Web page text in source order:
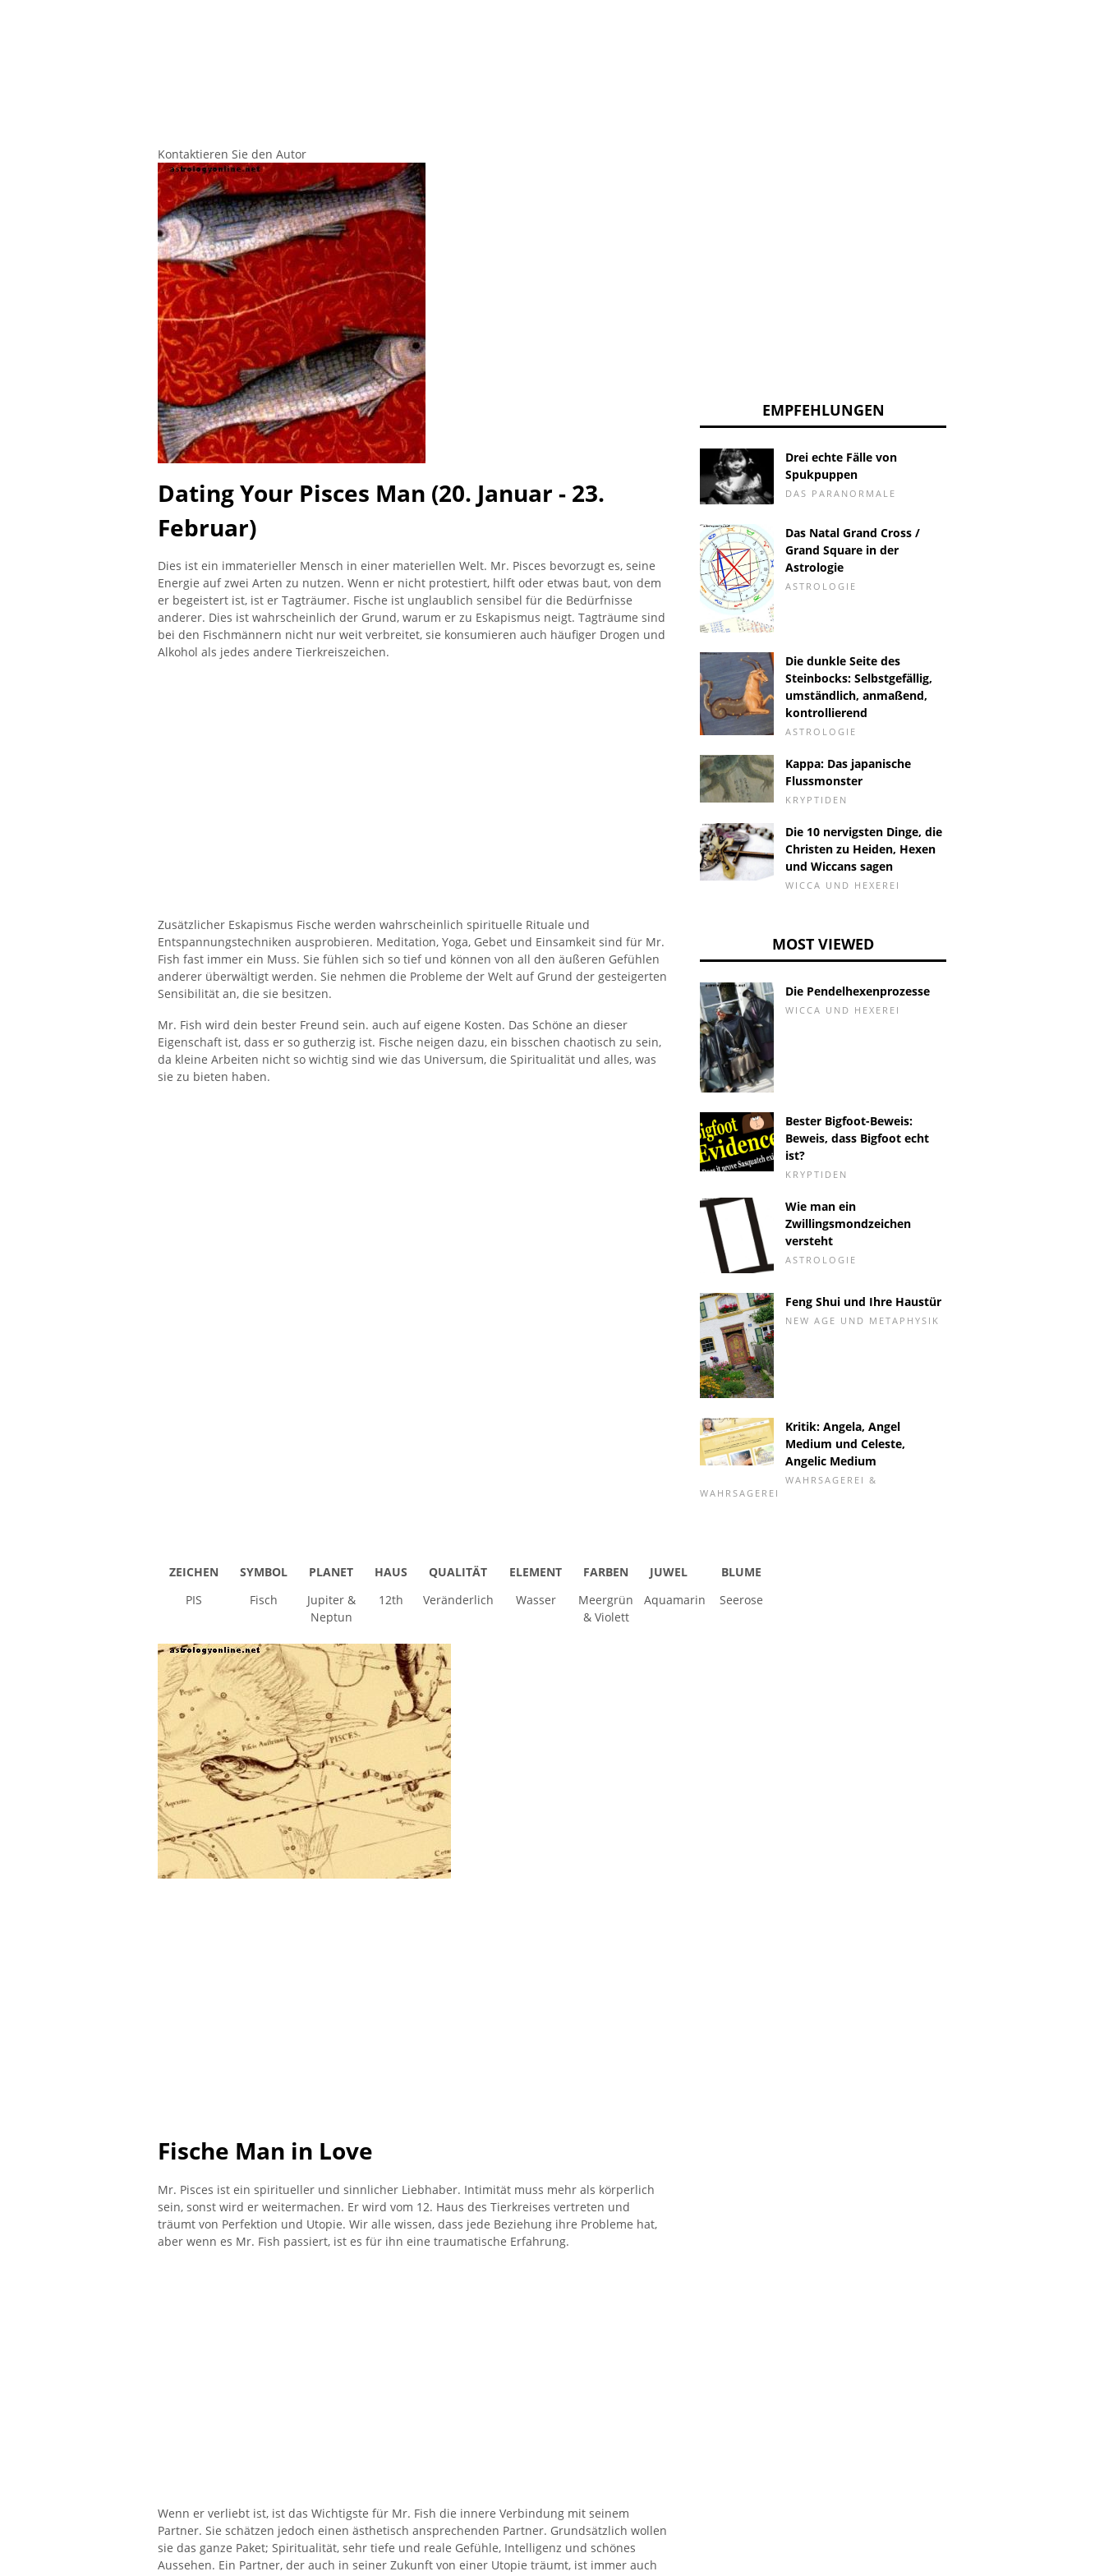
Kontaktieren Sie den Autor
Dating Your Pisces Man (20. Januar - 23.
Februar)
Dies ist ein immaterieller Mensch in einer materiellen Welt. Mr. Pisces bevorzugt es, seine
Energie auf zwei Arten zu nutzen. Wenn er nicht protestiert, hilft oder etwas baut, von dem
er begeistert ist, ist er Tagträumer. Fische ist unglaublich sensibel für die Bedürfnisse
anderer. Dies ist wahrscheinlich der Grund, warum er zu Eskapismus neigt. Tagträume sind
bei den Fischmännern nicht nur weit verbreitet, sie konsumieren auch häufiger Drogen und
Alkohol als jedes andere Tierkreiszeichen.
Zusätzlicher Eskapismus Fische werden wahrscheinlich spirituelle Rituale und
Entspannungstechniken ausprobieren. Meditation, Yoga, Gebet und Einsamkeit sind für Mr.
Fish fast immer ein Muss. Sie fühlen sich so tief und können von all den äußeren Gefühlen
anderer überwältigt werden. Sie nehmen die Probleme der Welt auf Grund der gesteigerten
Sensibilität an, die sie besitzen.
Mr. Fish wird dein bester Freund sein. auch auf eigene Kosten. Das Schöne an dieser
Eigenschaft ist, dass er so gutherzig ist. Fische neigen dazu, ein bisschen chaotisch zu sein,
da kleine Arbeiten nicht so wichtig sind wie das Universum, die Spiritualität und alles, was
sie zu bieten haben.
ZEICHEN SYMBOL PLANET HAUS QUALITÄT ELEMENT FARBEN JUWEL
BLUME
PIS
Fisch
Jupiter &
Neptun
12th Veränderlich Wasser
Meergrün
& Violett
Aquamarin Seerose
Fische Man in Love
Mr. Pisces ist ein spiritueller und sinnlicher Liebhaber. Intimität muss mehr als körperlich
sein, sonst wird er weitermachen. Er wird vom 12. Haus des Tierkreises vertreten und
träumt von Perfektion und Utopie. Wir alle wissen, dass jede Beziehung ihre Probleme hat,
aber wenn es Mr. Fish passiert, ist es für ihn eine traumatische Erfahrung.
Wenn er verliebt ist, ist das Wichtigste für Mr. Fish die innere Verbindung mit seinem
Partner. Sie schätzen jedoch einen ästhetisch ansprechenden Partner. Grundsätzlich wollen
sie das ganze Paket; Spiritualität, sehr tiefe und reale Gefühle, Intelligenz und schönes
Aussehen. Ein Partner, der auch in seiner Zukunft von einer Utopie träumt, ist immer auch
EMPFEHLUNGEN
Drei echte Fälle von
Spukpuppen
DAS PARANORMALE
Das Natal Grand Cross /
Grand Square in der
Astrologie
ASTROLOGIE
Die dunkle Seite des
Steinbocks: Selbstgefällig,
umständlich, anmaßend,
kontrollierend
ASTROLOGIE
Kappa: Das japanische
Flussmonster
KRYPTIDEN
Die 10 nervigsten Dinge, die
Christen zu Heiden, Hexen
und Wiccans sagen
WICCA UND HEXEREI
MOST VIEWED
Die Pendelhexenprozesse
WICCA UND HEXEREI
Bester Bigfoot-Beweis:
Beweis, dass Bigfoot echt
ist?
KRYPTIDEN
Wie man ein
Zwillingsmondzeichen
versteht
ASTROLOGIE
Feng Shui und Ihre Haustür
NEW AGE UND METAPHYSIK
Kritik: Angela, Angel
Medium und Celeste,
Angelic Medium
WAHRSAGEREI &
WAHRSAGEREI